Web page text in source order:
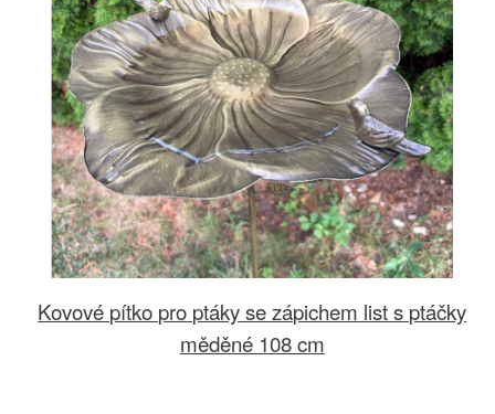
Kovové pítko pro ptáky se zápichem list s ptáčky
měděné 108 cm